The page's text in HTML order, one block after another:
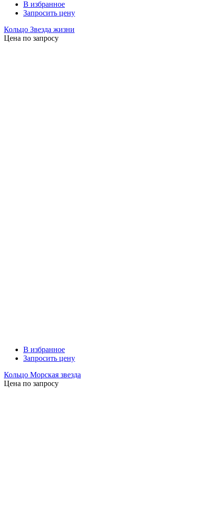
В избранное
Запросить цену
Кольцо Звезда жизни
Цена по запросу
В избранное
Запросить цену
Кольцо Морская звезда
Цена по запросу